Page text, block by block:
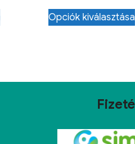
Opciók kiválasztása